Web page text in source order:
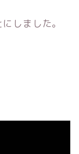
しました。